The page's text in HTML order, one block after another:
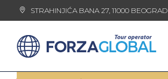
STRAHINJIĆA BANA 27, 11000 BEOGRAD